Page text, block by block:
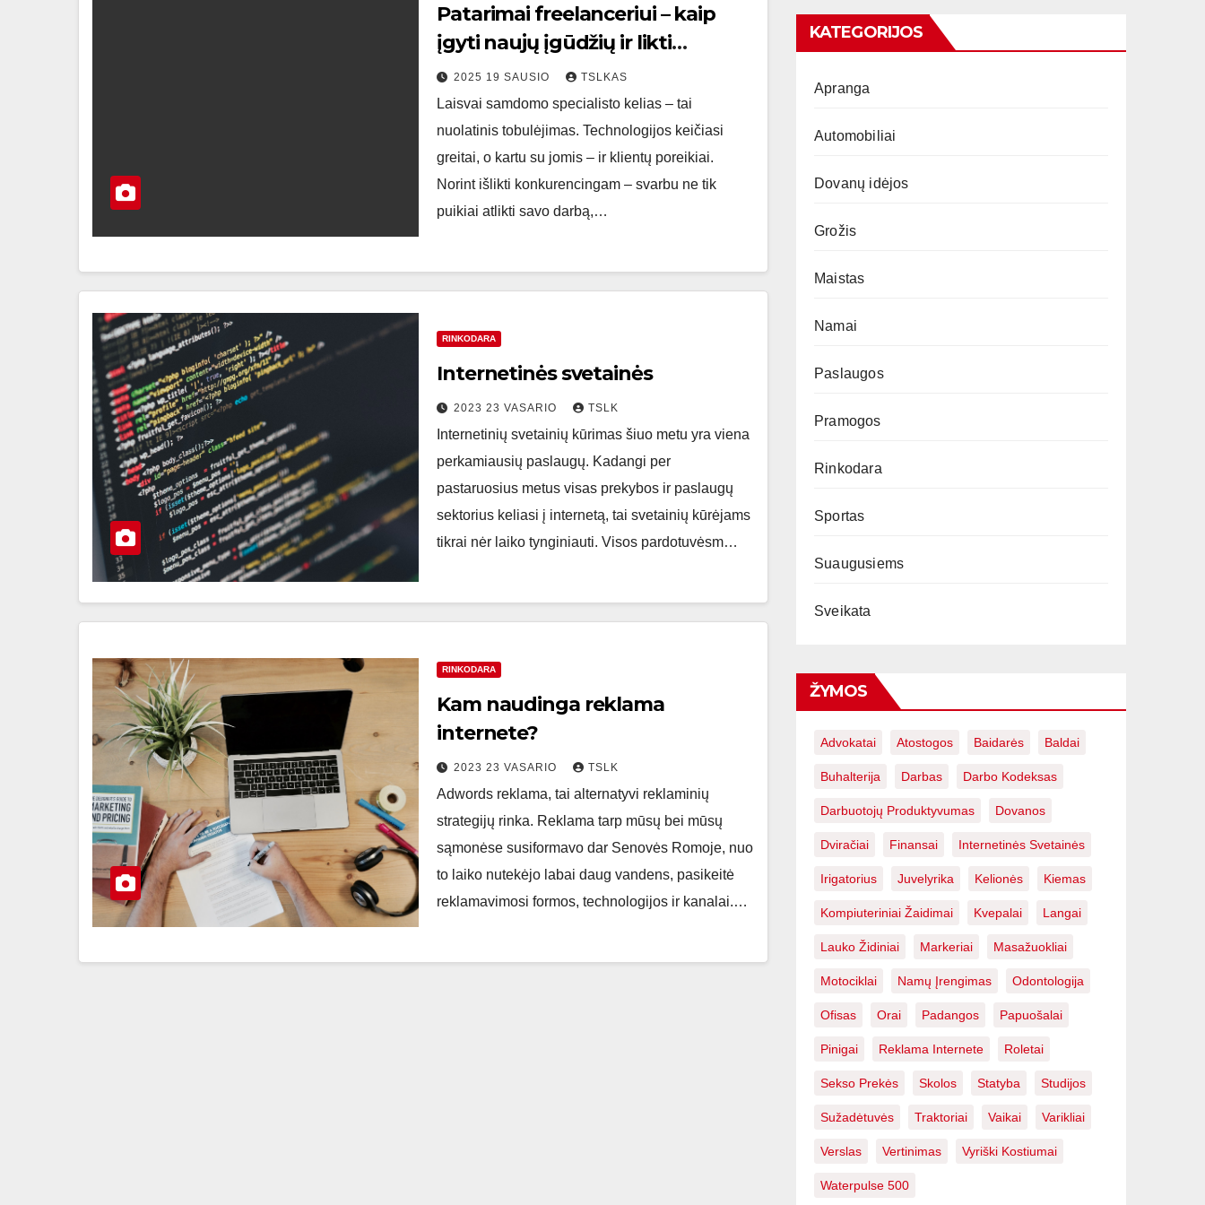
Patarimai freelanceriui – kaip
įgyti naujų įgūdžių ir likti
konkurencingam?
2025 19 SAUSIO TSLKAS
Laisvai samdomo specialisto kelias – tai
nuolatinis tobulėjimas. Technologijos keičiasi
greitai, o kartu su jomis – ir klientų poreikiai.
Norint išlikti konkurencingam – svarbu ne tik
puikiai atlikti savo darbą,…
RINKODARA
Internetinės svetainės
2023 23 VASARIO TSLK
Internetinių svetainių kūrimas šiuo metu yra viena
perkamiausių paslaugų. Kadangi per
pastaruosius metus visas prekybos ir paslaugų
sektorius keliasi į internetą, tai svetainių kūrėjams
tikrai nėr laiko tynginiauti. Visos pardotuvėsm…
RINKODARA
Kam naudinga reklama
internete?
2023 23 VASARIO TSLK
Adwords reklama, tai alternatyvi reklaminių
strategijų rinka. Reklama tarp mūsų bei mūsų
sąmonėse susiformavo dar Senovės Romoje, nuo
to laiko nutekėjo labai daug vandens, pasikeitė
reklamavimosi formos, technologijos ir kanalai.…
KATEGORIJOS
Apranga
Automobiliai
Dovanų idėjos
Grožis
Maistas
Namai
Paslaugos
Pramogos
Rinkodara
Sportas
Suaugusiems
Sveikata
ŽYMOS
Advokatai Atostogos Baidarės Baldai
Buhalterija Darbas Darbo Kodeksas
Darbuotojų Produktyvumas Dovanos
Dviračiai Finansai Internetinės Svetainės
Irigatorius Juvelyrika Kelionės Kiemas
Kompiuteriniai Žaidimai Kvepalai Langai
Lauko Židiniai Markeriai Masažuokliai
Motociklai Namų Įrengimas Odontologija
Ofisas Orai Padangos Papuošalai
Pinigai Reklama Internete Roletai
Sekso Prekės Skolos Statyba Studijos
Sužadėtuvės Traktoriai Vaikai Varikliai
Verslas Vertinimas Vyriški Kostiumai
Waterpulse 500